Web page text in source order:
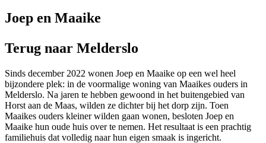
Joep en Maaike
Terug naar Melderslo
Sinds december 2022 wonen Joep en Maaike op een wel heel
bijzondere plek: in de voormalige woning van Maaikes ouders in
Melderslo. Na jaren te hebben gewoond in het buitengebied van
Horst aan de Maas, wilden ze dichter bij het dorp zijn. Toen
Maaikes ouders kleiner wilden gaan wonen, besloten Joep en
Maaike hun oude huis over te nemen. Het resultaat is een prachtig
familiehuis dat volledig naar hun eigen smaak is ingericht.